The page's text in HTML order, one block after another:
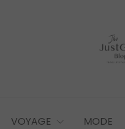
VOYAGE MODE